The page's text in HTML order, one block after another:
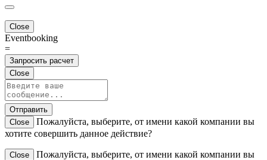
Close
Eventbooking
=
Запросить расчет
Close
Отправить
Close
Пожалуйста, выберите, от имени какой компании вы
хотите совершить данное действие?
Close
Пожалуйста, выберите, от имени какой компании вы